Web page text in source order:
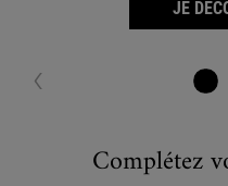
JE
Complétez